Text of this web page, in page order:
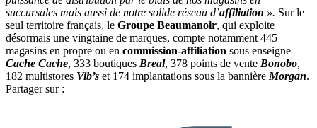
succursales mais aussi de notre solide réseau d’affiliation ». Sur le
seul territoire français, le Groupe Beaumanoir, qui exploite
désormais une vingtaine de marques, compte notamment 445
magasins en propre ou en commission-affiliation sous enseigne
Cache Cache, 333 boutiques Breal, 378 points de vente Bonobo,
182 multistores Vib’s et 174 implantations sous la bannière Morgan.
Partager sur :